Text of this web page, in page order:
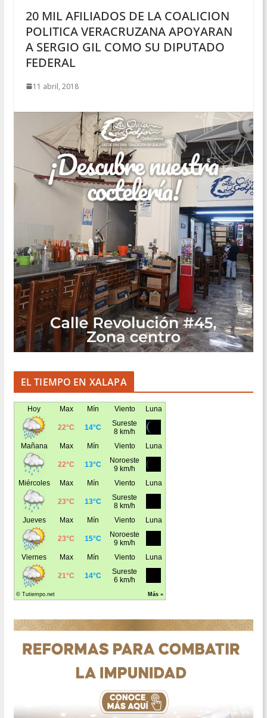
20 MIL AFILIADOS DE LA COALICION
POLITICA VERACRUZANA APOYARAN
A SERGIO GIL COMO SU DIPUTADO
FEDERAL
11 abril, 2018
EL TIEMPO EN XALAPA